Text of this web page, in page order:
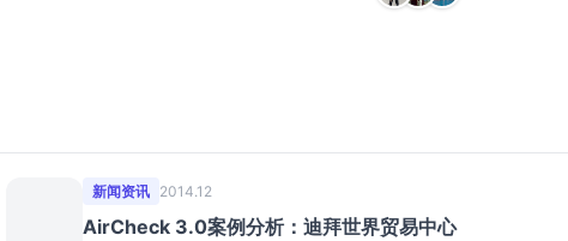
新闻资讯 2014.12
AirCheck 3.0案例分析：迪拜世界贸易中心